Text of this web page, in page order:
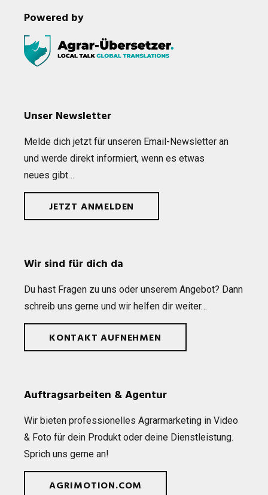
Powered by
Unser Newsletter
Melde dich jetzt für unse­ren Email-News­let­ter an
und werde direkt infor­miert, wenn es etwas
neues gibt…
JETZT ANMELDEN
Wir sind für dich da
Du hast Fra­gen zu uns oder unse­rem Ange­bot? Dann
schreib uns gerne und wir hel­fen dir weiter…
KONTAKT AUFNEHMEN
Auftragsarbeiten & Agentur
Wir bie­ten pro­fes­sio­nel­les Agrar­mar­ke­ting in Video
& Foto für dein Pro­dukt oder deine Dienst­leis­tung.
Sprich uns gerne an!
AGRIMOTION.COM